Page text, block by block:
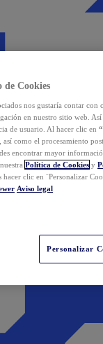
de Cookies
nos gustaría contar con
en nuestro sitio web.
de usuario. Al hacer clic en
así como el procesamiento
encontrar mayor
Política de Cookies y
clic en ¨Personalizar
Aviso legal
Personalizar